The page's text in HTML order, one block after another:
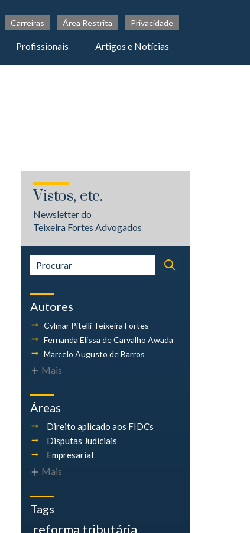
Carreiras Área Restrita Privacidade
Profissionais Artigos e Notícias
Vistos, etc.
Newsletter do
Teixeira Fortes Advogados
Autores
Cylmar Pitelli Teixeira Fortes
Fernanda Elissa de Carvalho Awada
Marcelo Augusto de Barros
Mais
Áreas
Direito aplicado aos FIDCs
Disputas Judiciais
Empresarial
Mais
Tags
reforma tributária